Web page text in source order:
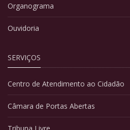
Organograma
Ouvidoria
SERVIÇOS
Centro de Atendimento ao Cidadão
Câmara de Portas Abertas
Tribuna Livre